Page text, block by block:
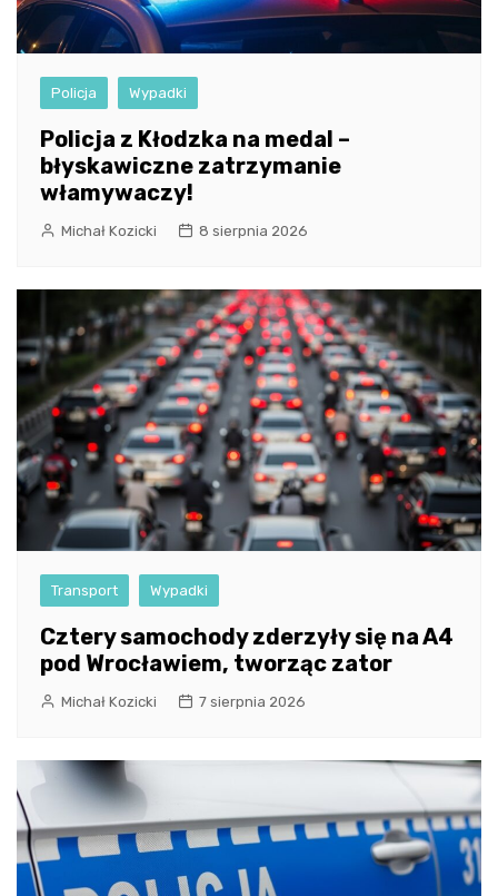
Policja Wypadki
Policja z Kłodzka na medal –
błyskawiczne zatrzymanie
włamywaczy!
Michał Kozicki 8 sierpnia 2026
Transport Wypadki
Cztery samochody zderzyły się na A4
pod Wrocławiem, tworząc zator
Michał Kozicki 7 sierpnia 2026